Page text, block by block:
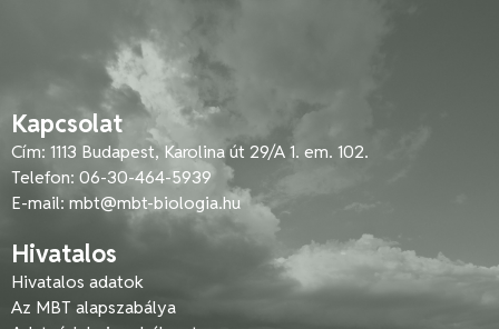
Kapcsolat
Cím: 1113 Budapest, Karolina út 29/A 1. em. 102.
Telefon: 06-30-464-5939
E-mail:mbt@mbt-biologia.hu
Hivatalos
Hivatalos adatok
Az MBT alapszabálya